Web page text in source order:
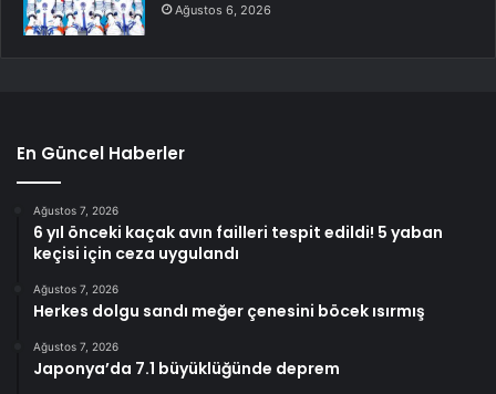
Ağustos 6, 2026
En Güncel Haberler
Ağustos 7, 2026
6 yıl önceki kaçak avın failleri tespit edildi! 5 yaban
keçisi için ceza uygulandı
Ağustos 7, 2026
Herkes dolgu sandı meğer çenesini böcek ısırmış
Ağustos 7, 2026
Japonya’da 7.1 büyüklüğünde deprem